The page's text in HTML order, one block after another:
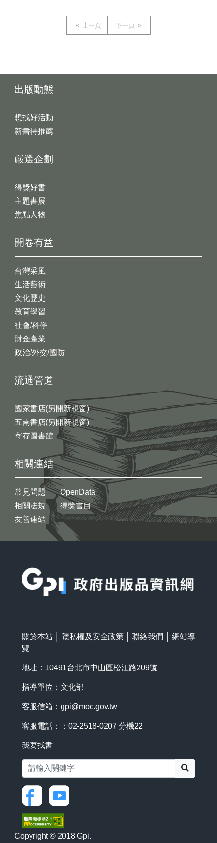
上一頁 下一頁
出版動態
想找好活動
新書特推薦
開卷有益
台灣采風
生活藝術
文化歷史
教育學習
社會/科學
財金產業
政治/外交/國防
嚴選企劃
得獎好書
主題書展
焦點人物
流通管道
國家書店(另開新視窗)
五南書店(另開新視窗)
寄存圖書館
相關連結
常見問題
相關法規
友善連結
OpenData
得獎書目
關於本站 隱私權及安全政策 聯絡我們
網站導
覽
地址：10491台北市中山區松江路209號
指導單位：文化部
客服信箱： gpi@moc.gov.tw
客服電話：：02-2518-0207 分機22
我要找書
Copyright © 2018 Gpi.